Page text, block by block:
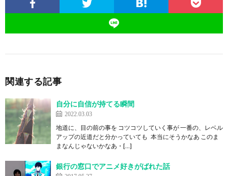
関連する記事
自分に自信が持てる瞬間
2022.03.03
地道に、目の前の事を コツコツしていく事が 一番の、レベル
アップの近道だと分かっていても 本当にそうかなあ このま
まなんじゃないかなあ・[…]
銀行の窓口でアニメ好きがばれた話